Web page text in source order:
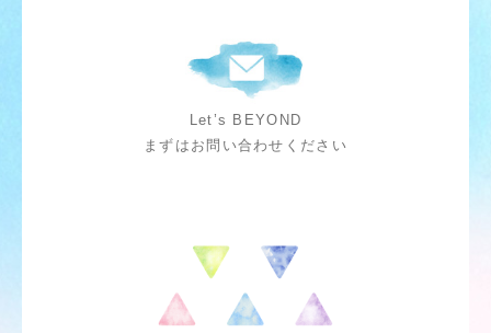
Let’s BEYOND
まずはお問い合わせください